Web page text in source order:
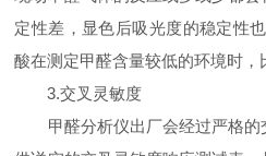
定性差，显色后吸光度的稳定性
酸在测定甲醛含量较低的环境时，
3.交叉灵敏度
甲醛分析仪出厂会经过严格的